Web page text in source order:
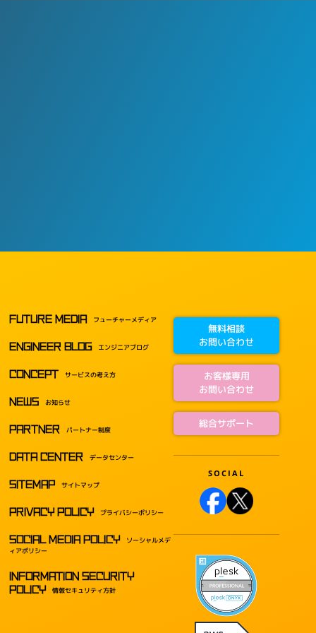
FUTURE MEDIA フューチャーメディア
ENGINEER BLOG エンジニアブログ
CONCEPT サービスの考え方
NEWS お知らせ
PARTNER パートナー制度
DATA CENTER データセンター
SITEMAP サイトマップ
PRIVACY POLICY プライバシーポリシー
SOCIAL MEDIA POLICY
ソーシャルメデ
ィアポリシー
INFORMATION SECURITY
POLICY
情報セキュリティ方針
無料相談
お問い合わせ
お客様専用
お問い合わせ
総合サポート